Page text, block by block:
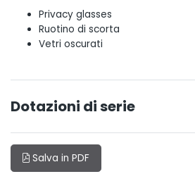
Privacy glasses
Ruotino di scorta
Vetri oscurati
Dotazioni di serie
Salva in PDF